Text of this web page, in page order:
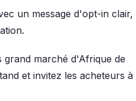
un message d'opt-in clair,
grand marché d'Afrique de
et invitez les acheteurs à